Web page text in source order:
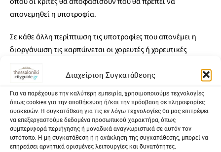
Διαχείριση Συγκατάθεσης
Για να παρέχουμε την καλύτερη εμπειρία, χρησιμοποιούμε τεχνολογίες
όπως cookies για την αποθήκευση ή/και την πρόσβαση σε πληροφορίες
συσκευών. Η συγκατάθεση για τις εν λόγω τεχνολογίες θα μας επιτρέψει
να επεξεργαστούμε δεδομένα προσωπικού χαρακτήρα, όπως
συμπεριφορά περιήγησης ή μοναδικά αναγνωριστικά σε αυτόν τον
ιστότοπο. Η μη συγκατάθεση ή η ανάκληση της συγκατάθεσης, μπορεί να
επηρεάσει αρνητικά ορισμένες λειτουργίες και δυνατότητες.
απονεμηθεί η υποτροφία.
Σε κάθε άλλη περίπτωση τις υποτροφίες που απονέμει η
διοργάνωση τις καρπώνεται οι χορευτές ή χορευτικές
Στη περίπτωση που κάποιος χορευτής ή χορευτική ομάδα,
άνω των 18 ετών ή συμμετέχει ανεξάρτητα, δίχως να
εκπροσωπεί κάποια σχολή, τότε το αντίστοιχο ποσό του
voucher θα δοθεί στο άτομο ή στην ομάδα, με κατάθεση σε
τραπεζικό λογαριασμό.